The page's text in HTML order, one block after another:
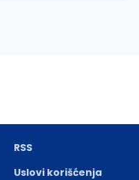
RSS
Uslovi korišćenja